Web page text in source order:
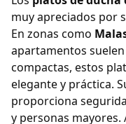
muy apreciados por
En zonas como
apartamentos
compactas, estos
elegante y práctica.
proporciona
y personas mayores.